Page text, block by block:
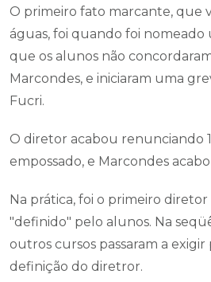
O primeiro fato marcante, que
águas, foi quando foi
que os alunos não
Marcondes, e iniciaram uma
Fucri.
O diretor acabou renunciando
empossado, e Marcondes
Na prática, foi o primeiro
"definido" pelo alunos. Na
outros cursos passaram a
definição do diretror.